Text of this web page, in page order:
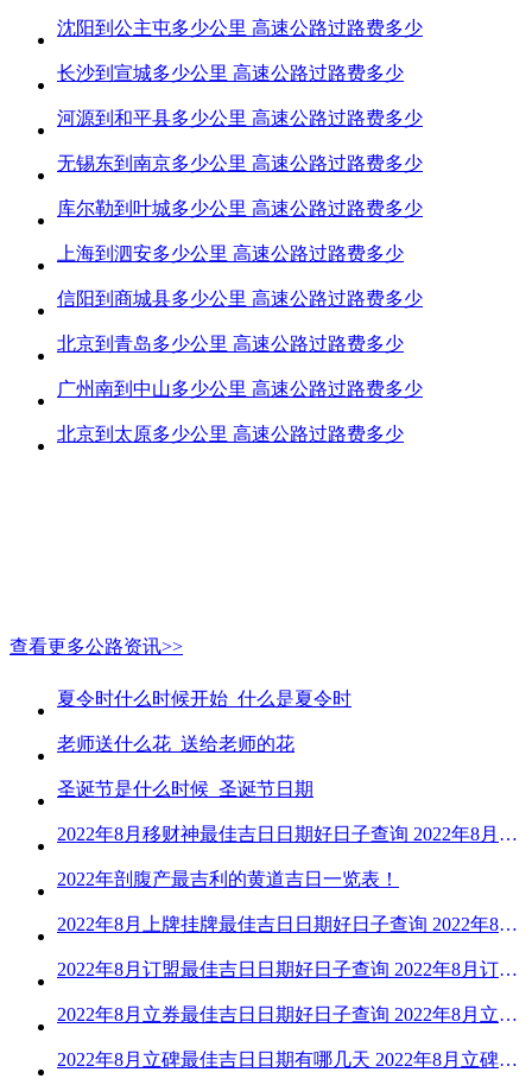
沈阳到公主屯多少公里 高速公路过路费多少
长沙到宣城多少公里 高速公路过路费多少
河源到和平县多少公里 高速公路过路费多少
无锡东到南京多少公里 高速公路过路费多少
库尔勒到叶城多少公里 高速公路过路费多少
上海到泗安多少公里 高速公路过路费多少
信阳到商城县多少公里 高速公路过路费多少
北京到青岛多少公里 高速公路过路费多少
广州南到中山多少公里 高速公路过路费多少
北京到太原多少公里 高速公路过路费多少
查看更多公路资讯>>
夏令时什么时候开始_什么是夏令时
老师送什么花_送给老师的花
圣诞节是什么时候_圣诞节日期
2022年8月移财神最佳吉日日期好日子查询 2022年8月移财神吉日一览
2022年剖腹产最吉利的黄道吉日一览表！
2022年8月上牌挂牌最佳吉日日期好日子查询 2022年8月上牌吉日精选
2022年8月订盟最佳吉日日期好日子查询 2022年8月订盟黄道吉日一览
2022年8月立券最佳吉日日期好日子查询 2022年8月立券的黄道吉日一览
2022年8月立碑最佳吉日日期有哪几天 2022年8月立碑吉日查询